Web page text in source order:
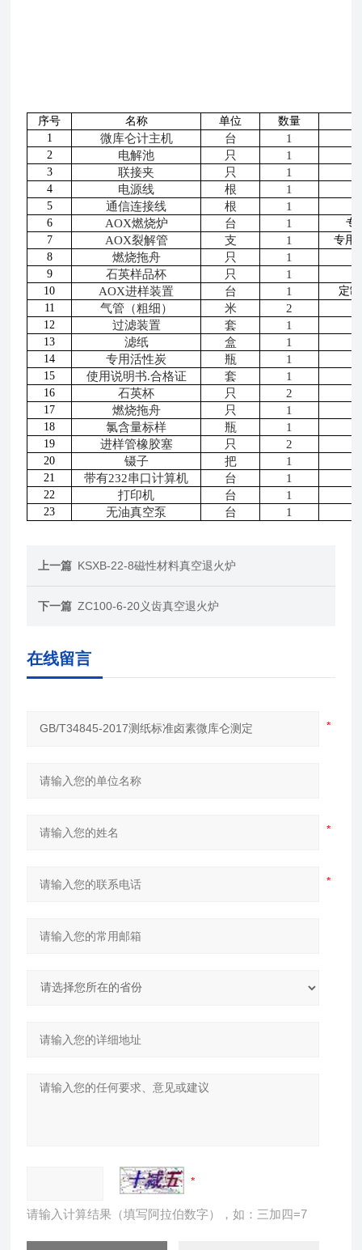
序号 名称 单位
数量
1
微库仑计主机 台 1
2 电解池 只 1
3 联接夹 只 1
4 电源线 根 1
5 通信连接线 根 1
6
AOX燃烧炉 台 1
专
7
AOX裂解管 支 1 专用
8
燃烧拖舟 只 1
9 石英样品杯 只 1
10 AOX进样装置 台 1
定
11
气管（粗细） 米 2
12
过滤装置 套 1
13 滤纸 盒 1
14 专用活性炭 瓶 1
15 使用说明书.合格证 套 1
16 石英杯 只 2
17 燃烧拖舟 只 1
18 氯含量标样 瓶 1
19 进样管橡胶塞 只 2
20 镊子 把 1
21 带有232串口计算机 台 1
22 打印机 台 1
23 无油真空泵 台 1
上一篇 KSXB-22-8磁性材料真空退火炉
下一篇 ZC100-6-20义齿真空退火炉
在线留言
请输入计算结果（填写阿拉伯数字），如：三加四=7